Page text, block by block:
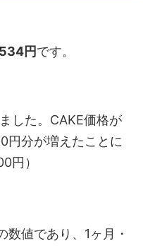
534円です。
した。CAKE価格が
円分が増えたことに
円）
数値であり、1ヶ月・